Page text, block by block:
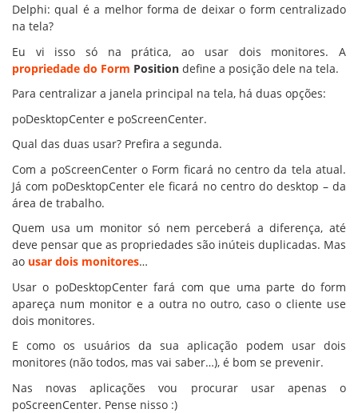
Delphi: qual é a melhor forma de deixar o form centralizado
na tela?
Eu vi isso só na prática, ao usar dois monitores. A
propriedade do Form Position define a posição dele na tela.
Para centralizar a janela principal na tela, há duas opções:
poDesktopCenter e poScreenCenter.
Qual das duas usar? Prefira a segunda.
Com a poScreenCenter o Form ficará no centro da tela atual.
Já com poDesktopCenter ele ficará no centro do desktop – da
área de trabalho.
Quem usa um monitor só nem perceberá a diferença, até
deve pensar que as propriedades são inúteis duplicadas. Mas
ao usar dois monitores…
Usar o poDesktopCenter fará com que uma parte do form
apareça num monitor e a outra no outro, caso o cliente use
dois monitores.
E como os usuários da sua aplicação podem usar dois
monitores (não todos, mas vai saber…), é bom se prevenir.
Nas novas aplicações vou procurar usar apenas o
poScreenCenter. Pense nisso :)